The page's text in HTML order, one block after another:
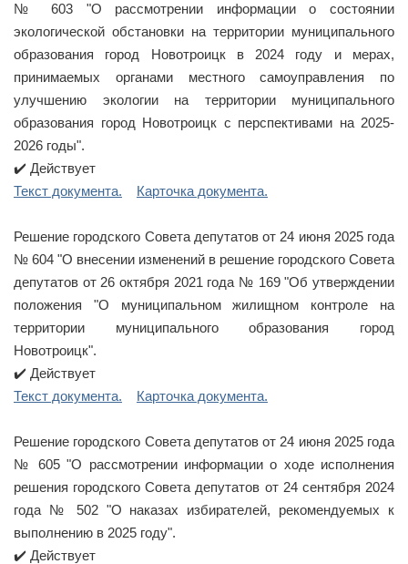
№ 603 "О рассмотрении информации о состоянии
экологической обстановки на территории муниципального
образования город Новотроицк в 2024 году и мерах,
принимаемых органами местного самоуправления по
улучшению экологии на территории муниципального
образования город Новотроицк с перспективами на 2025-
2026 годы".
✔️ Действует
Текст документа.
Карточка документа.
Решение городского Совета депутатов от 24 июня 2025 года
№ 604 "О внесении изменений в решение городского Совета
депутатов от 26 октября 2021 года № 169 "Об утверждении
положения "О муниципальном жилищном контроле на
территории муниципального образования город
Новотроицк".
✔️ Действует
Текст документа.
Карточка документа.
Решение городского Совета депутатов от 24 июня 2025 года
№ 605 "О рассмотрении информации о ходе исполнения
решения городского Совета депутатов от 24 сентября 2024
года № 502 "О наказах избирателей, рекомендуемых к
выполнению в 2025 году".
✔️ Действует